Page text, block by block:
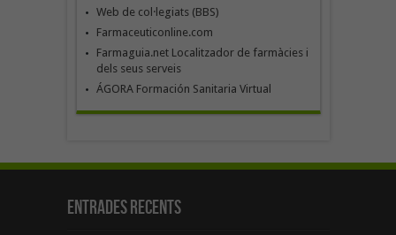
Web de col·legiats (BBS)
Farmaceuticonline.com
Farmaguia.net Localitzador de farmàcies i
dels seus serveis
ÁGORA Formación Sanitaria Virtual
Entrades recents